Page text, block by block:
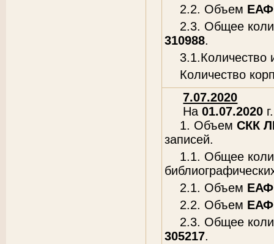
2.2. Объем
2.3. Общее
310988.
3.1.Количество
Количество
7.07.2020
На01.07.2020 г.
1. ОбъемСКК
записей.
1.1. Общее
2.1. Объем
2.2. Объем
2.3. Общее
305217.